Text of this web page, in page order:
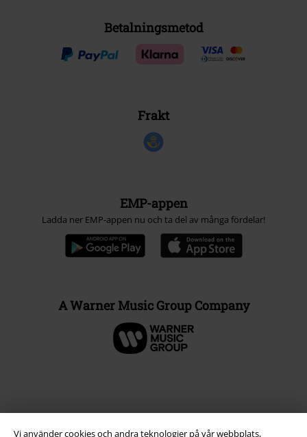
Vi använder cookies och andra teknologier på vår webbplats,
Betalningsmetod
Frakt
EMP-appen
Ladda ner EMP-appen nu och ta del av många fördelar!
A Warner Music Group Company